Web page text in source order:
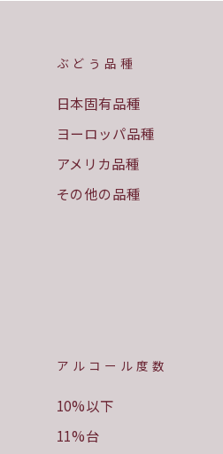
ぶどう品種
日本固有品種
ヨーロッパ品種
アメリカ品種
その他の品種
アルコール度数
10%以下
11%台